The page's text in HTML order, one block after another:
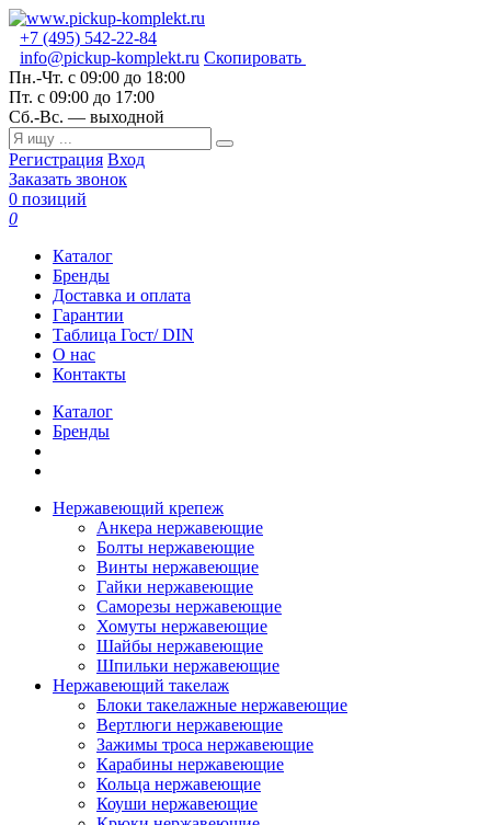
+7 (495) 542-22-84
info@pickup-komplekt.ru Скопировать
Пн.-Чт. с 09:00 до 18:00
Пт. с 09:00 до 17:00
Сб.-Вс. — выходной
Регистрация Вход
Заказать звонок
0 позиций
0
Каталог
Бренды
Доставка и оплата
Гарантии
Таблица Гост/ DIN
О нас
Контакты
Каталог
Бренды
Нержавеющий крепеж
Анкера нержавеющие
Болты нержавеющие
Винты нержавеющие
Гайки нержавеющие
Саморезы нержавеющие
Хомуты нержавеющие
Шайбы нержавеющие
Шпильки нержавеющие
Нержавеющий такелаж
Блоки такелажные нержавеющие
Вертлюги нержавеющие
Зажимы троса нержавеющие
Карабины нержавеющие
Кольца нержавеющие
Коуши нержавеющие